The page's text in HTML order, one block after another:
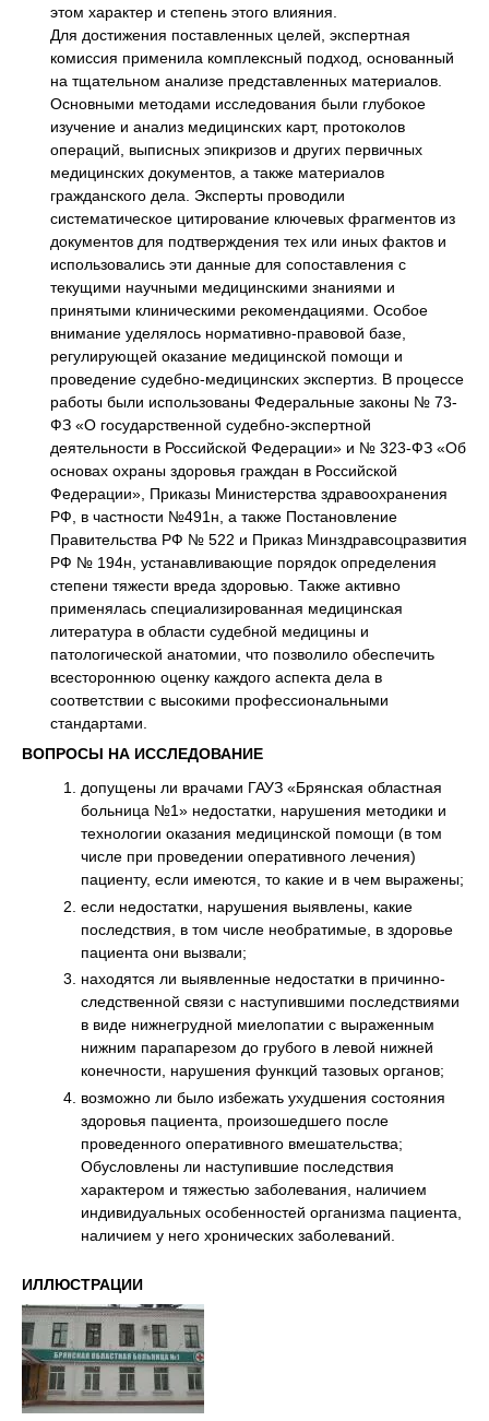
этом характер и степень этого влияния.
Для достижения поставленных целей, экспертная
комиссия применила комплексный подход, основанный
на тщательном анализе представленных материалов.
Основными методами исследования были глубокое
изучение и анализ медицинских карт, протоколов
операций, выписных эпикризов и других первичных
медицинских документов, а также материалов
гражданского дела. Эксперты проводили
систематическое цитирование ключевых фрагментов из
документов для подтверждения тех или иных фактов и
использовались эти данные для сопоставления с
текущими научными медицинскими знаниями и
принятыми клиническими рекомендациями. Особое
внимание уделялось нормативно-правовой базе,
регулирующей оказание медицинской помощи и
проведение судебно-медицинских экспертиз. В процессе
работы были использованы Федеральные законы № 73-
ФЗ «О государственной судебно-экспертной
деятельности в Российской Федерации» и № 323-ФЗ «Об
основах охраны здоровья граждан в Российской
Федерации», Приказы Министерства здравоохранения
РФ, в частности №491н, а также Постановление
Правительства РФ № 522 и Приказ Минздравсоцразвития
РФ № 194н, устанавливающие порядок определения
степени тяжести вреда здоровью. Также активно
применялась специализированная медицинская
литература в области судебной медицины и
патологической анатомии, что позволило обеспечить
всестороннюю оценку каждого аспекта дела в
соответствии с высокими профессиональными
стандартами.
ВОПРОСЫ НА ИССЛЕДОВАНИЕ
допущены ли врачами ГАУЗ «Брянская областная
больница №1» недостатки, нарушения методики и
технологии оказания медицинской помощи (в том
числе при проведении оперативного лечения)
пациенту, если имеются, то какие и в чем выражены;
если недостатки, нарушения выявлены, какие
последствия, в том числе необратимые, в здоровье
пациента они вызвали;
находятся ли выявленные недостатки в причинно-
следственной связи с наступившими последствиями
в виде нижнегрудной миелопатии с выраженным
нижним парапарезом до грубого в левой нижней
конечности, нарушения функций тазовых органов;
возможно ли было избежать ухудшения состояния
здоровья пациента, произошедшего после
проведенного оперативного вмешательства;
Обусловлены ли наступившие последствия
характером и тяжестью заболевания, наличием
индивидуальных особенностей организма пациента,
наличием у него хронических заболеваний.
ИЛЛЮСТРАЦИИ